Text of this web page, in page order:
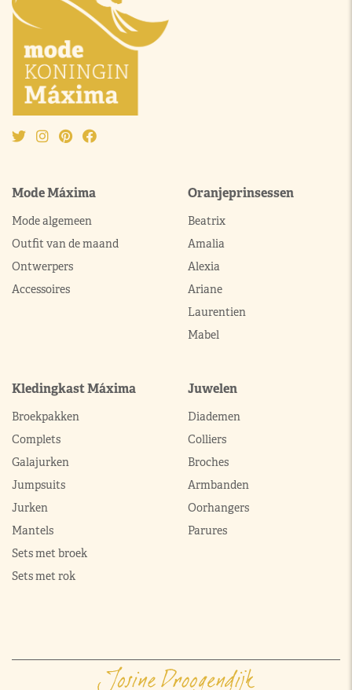
Mode Máxima
Mode algemeen
Outfit van de maand
Ontwerpers
Accessoires
Oranjeprinsessen
Beatrix
Amalia
Alexia
Ariane
Laurentien
Mabel
Kledingkast Máxima
Broekpakken
Complets
Galajurken
Jumpsuits
Jurken
Mantels
Sets met broek
Sets met rok
Juwelen
Diademen
Colliers
Broches
Armbanden
Oorhangers
Parures